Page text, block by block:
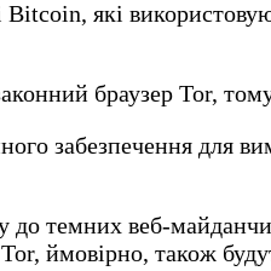
які
браузер Tor,
забезпечення для
до темних веб-
ймовірно, також